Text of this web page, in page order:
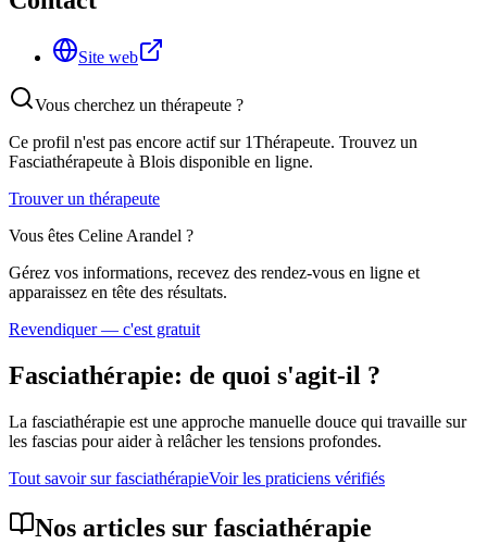
Site web
Vous cherchez un thérapeute ?
Ce profil n'est pas encore actif sur 1Thérapeute. Trouvez un
Fasciathérapeute à Blois disponible en ligne.
Trouver un thérapeute
Vous êtes Celine Arandel ?
Gérez vos informations, recevez des rendez-vous en ligne et
apparaissez en tête des résultats.
Revendiquer — c'est gratuit
Fasciathérapie: de quoi s'agit-il ?
La fasciathérapie est une approche manuelle douce qui travaille sur
les fascias pour aider à relâcher les tensions profondes.
Tout savoir surfasciathérapieVoir les praticiens vérifiés
Nos articles sur fasciathérapie